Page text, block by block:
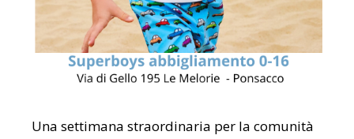
Una settimana straordinaria per la comunità